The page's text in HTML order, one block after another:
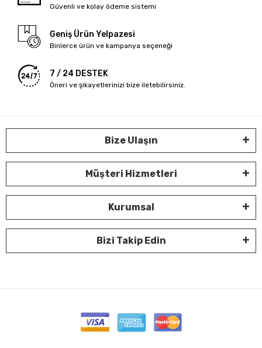
Güvenli ve kolay ödeme sistemi
Geniş Ürün Yelpazesi
Binlerce ürün ve kampanya seçeneği
7 / 24 DESTEK
Öneri ve şikayetlerinizi bize iletebilirsiniz.
Bize Ulaşın
Müşteri Hizmetleri
Kurumsal
Bizi Takip Edin